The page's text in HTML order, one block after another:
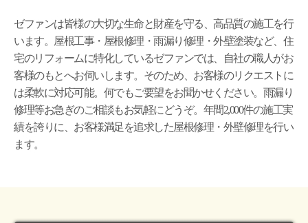
ゼファンは皆様の大切な生命と財産を守る、高品質の施工を行
います。屋根工事・屋根修理・雨漏り修理・外壁塗装など、住
宅のリフォームに特化しているゼファンでは、自社の職人がお
客様のもとへお伺いします。そのため、お客様のリクエストに
は柔軟に対応可能。何でもご要望をお聞かせください。雨漏り
修理等お急ぎのご相談もお気軽にどうぞ。年間2,000件の施工実
績を誇りに、お客様満足を追求した屋根修理・外壁修理を行い
ます。